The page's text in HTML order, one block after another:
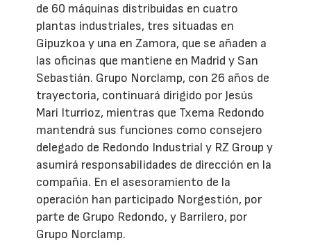
de 60 máquinas distribuidas en cuatro
plantas industriales, tres situadas en
Gipuzkoa y una en Zamora, que se añaden a
las oficinas que mantiene en Madrid y San
Sebastián. Grupo Norclamp, con 26 años de
trayectoria, continuará dirigido por Jesús
Mari Iturrioz, mientras que Txema Redondo
mantendrá sus funciones como consejero
delegado de Redondo Industrial y RZ Group y
asumirá responsabilidades de dirección en la
compañía. En el asesoramiento de la
operación han participado Norgestión, por
parte de Grupo Redondo, y Barrilero, por
Grupo Norclamp.